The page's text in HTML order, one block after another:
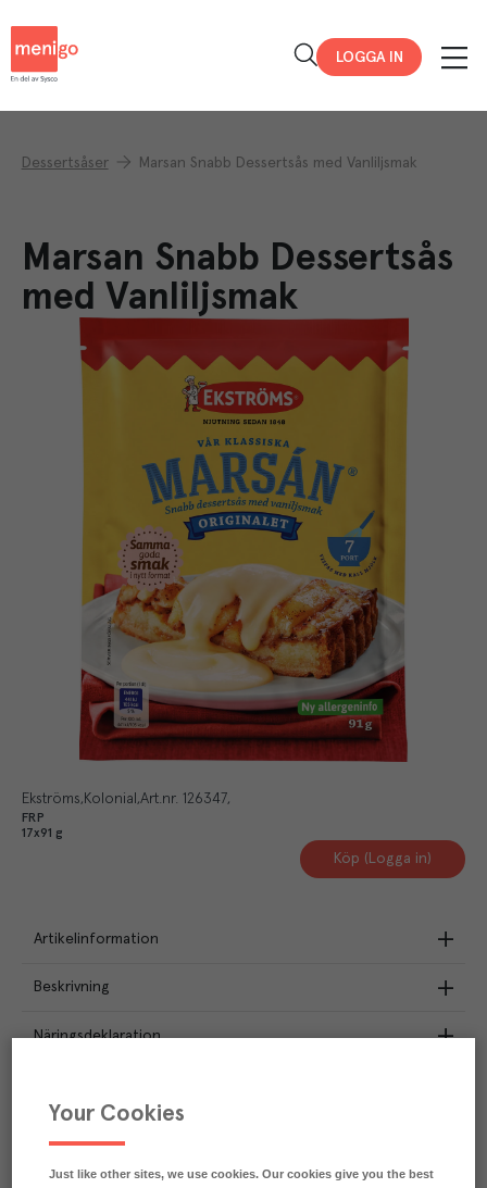
LOGGA IN
Dessertsåser Marsan Snabb Dessertsås med Vanliljsmak
Marsan Snabb Dessertsås
med Vanliljsmak
Ekströms Kolonial Art.nr. 126347
FRP
17x91 g
Köp (Logga in)
Artikelinformation
Beskrivning
Näringsdeklaration
CO₂e/kg
Varje kilo av varan påverkar klimatet motsvarande
Läs mer om hur vi beräknar klimatavtryck
Your Cookies
Just like other sites, we use cookies. Our cookies give you the best